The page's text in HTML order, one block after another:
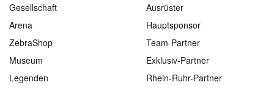
Gesellschaft
Arena
ZebraShop
Museum
Legenden
Ausrüster
Hauptsponsor
Team-Partner
Exklusiv-Partner
Rhein-Ruhr-Partner